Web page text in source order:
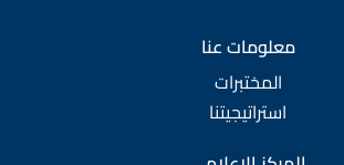
معلومات عنا
المختبرات
استراتيجيتنا